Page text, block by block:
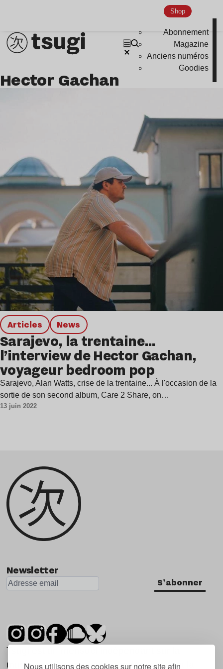
Nous utilisons des cookies sur notre site afin
Shop
Abonnement
Magazine
Anciens numéros
Goodies
Hector Gachan
Articles news
Sarajevo, la trentaine…
l’interview de Hector Gachan,
voyageur bedroom pop
Sarajevo, Alan Watts, crise de la trentaine... À l'occasion de la
sortie de son second album, Care 2 Share, on…
13 juin 2022
Newsletter
S'abonner
Tsugi est un mensuel indépendant sur la
musique et les nouvelles tendances, dont la